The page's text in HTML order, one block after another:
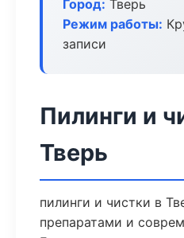
Город: Тверь
Режим работы:
записи
Пилинги и
Тверь
пилинги и чистки в
препаратами и